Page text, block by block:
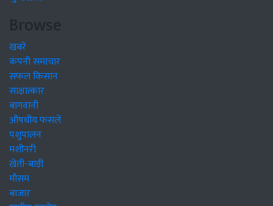
Browse
खबरें
कंपनी समाचार
सफल किसान
साक्षात्कार
बागवानी
औषधीय फसलें
पशुपालन
मशीनरी
खेती-बाड़ी
मौसम
बाजार